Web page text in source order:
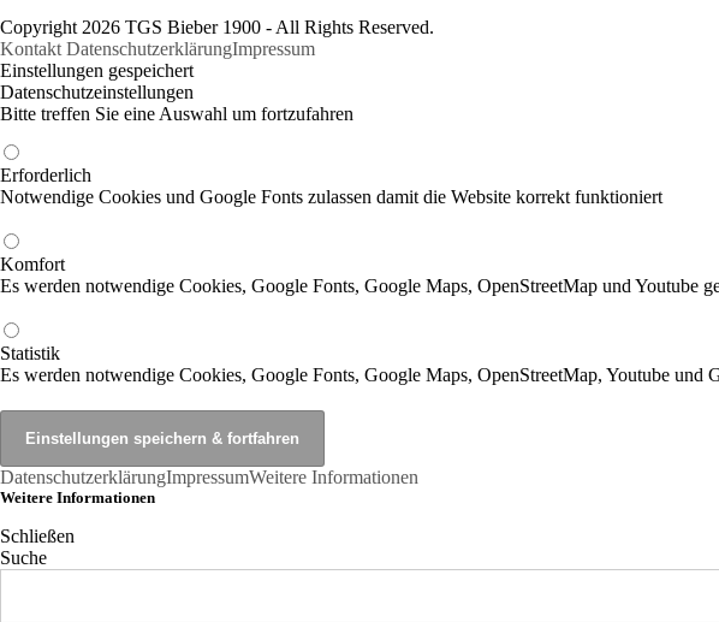
Copyright 2026 TGS Bieber 1900 - All Rights Reserved.
Kontakt DatenschutzerklärungImpressum
Einstellungen gespeichert
Datenschutzeinstellungen
Bitte treffen Sie eine Auswahl um fortzufahren
Erforderlich
Notwendige Cookies und Google Fonts zulassen damit die Website korrekt funktioniert
Komfort
Es werden notwendige Cookies, Google Fonts, Google Maps, OpenStreetMap und Youtube
Statistik
Es werden notwendige Cookies, Google Fonts, Google Maps, OpenStreetMap, Youtube und
DatenschutzerklärungImpressumWeitere Informationen
Weitere Informationen
Schließen
Suche